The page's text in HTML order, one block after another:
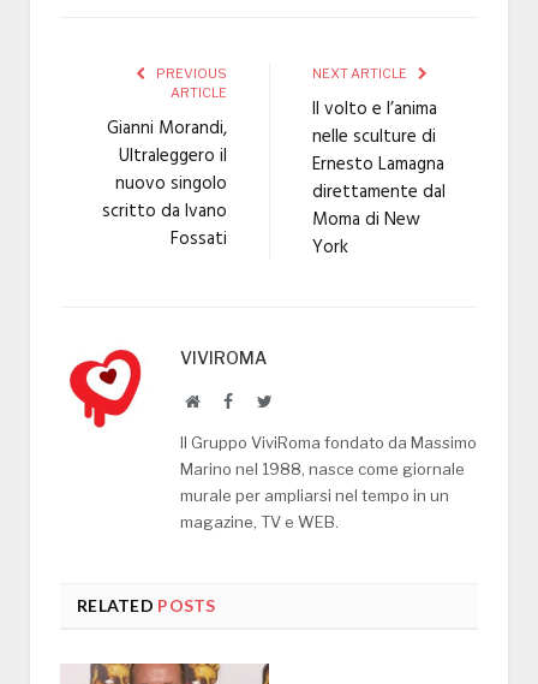
PREVIOUS
ARTICLE
Gianni Morandi,
Ultraleggero il
nuovo singolo
scritto da Ivano
Fossati
NEXT ARTICLE
Il volto e l’anima
nelle sculture di
Ernesto Lamagna
direttamente dal
Moma di New
York
VIVIROMA
WebsiteFacebookTwitter
Il Gruppo ViviRoma fondato da Massimo
Marino nel 1988, nasce come giornale
murale per ampliarsi nel tempo in un
magazine, TV e WEB.
RELATED POSTS